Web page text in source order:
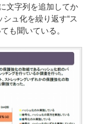
文字列を追加してか
シュ化を繰り返す“ス
も聞いている。